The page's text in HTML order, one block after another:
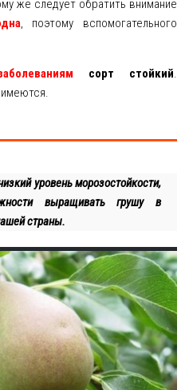
же следует обратить внимание
, поэтому вспомогательного
сорт стойкий.
уровень морозостойкости,
выращивать грушу в
страны.